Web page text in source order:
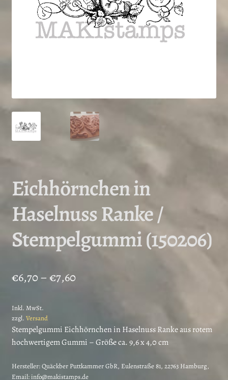
Eichhörnchen in
Haselnuss Ranke /
Stempelgummi (150206)
€6,70–€7,60Preisspanne:
€7,60
Inkl. MwSt.
zzgl. Versand
Stempelgummi Eichhörnchen in Haselnuss Ranke aus rotem
hochwertigem Gummi – Größe ca. 9,6 x 4,0 cm
Hersteller:Quäckber Puttkammer GbR, Eulenstraße 81, 22763 Hamburg,
Email: info@makistamps.de